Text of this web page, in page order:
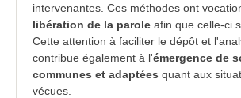
intervenantes. Ces méthodes ont
libération de la parole afin que celle-ci
Cette attention à faciliter le dépôt et
contribue également à l'émergence de
communes et adaptées quant aux
vécues.